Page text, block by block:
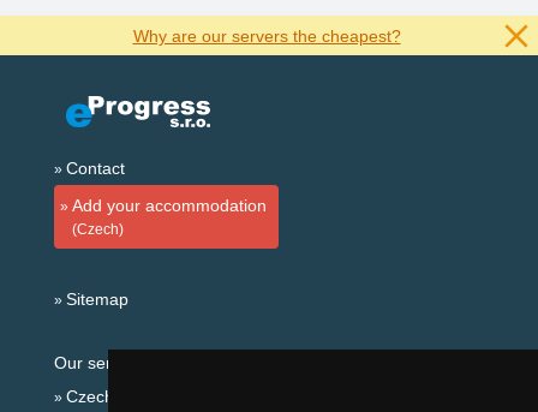
Why are our servers the cheapest?
Contact
Add your accommodation
(Czech)
Sitemap
Our servers:
Czech mountains